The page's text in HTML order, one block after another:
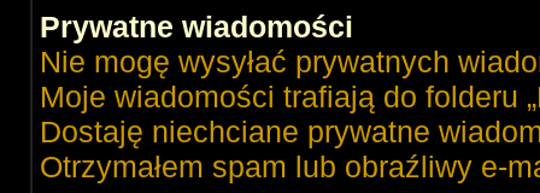
Prywatne wiadomości
Nie mogę wysyłać prywatnych
Moje wiadomości trafiają do folderu
Dostaję niechciane prywatne
Otrzymałem spam lub obraźliwy e-